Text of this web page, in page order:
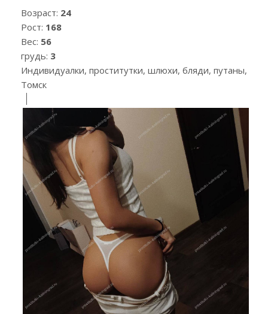
Возраст: 24
Рост: 168
Вес: 56
грудь: 3
Индивидуалки, проститутки, шлюхи, бляди, путаны,
Томск